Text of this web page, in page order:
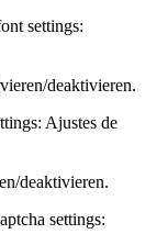
settings:
deaktivieren.
Ajustes de
deaktivieren.
settings: